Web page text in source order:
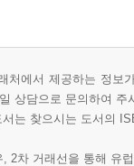
처에서 제공하는 정
상담으로 문의하여 주
는 찾으시는 도서의
2차 거래선을 통해 유